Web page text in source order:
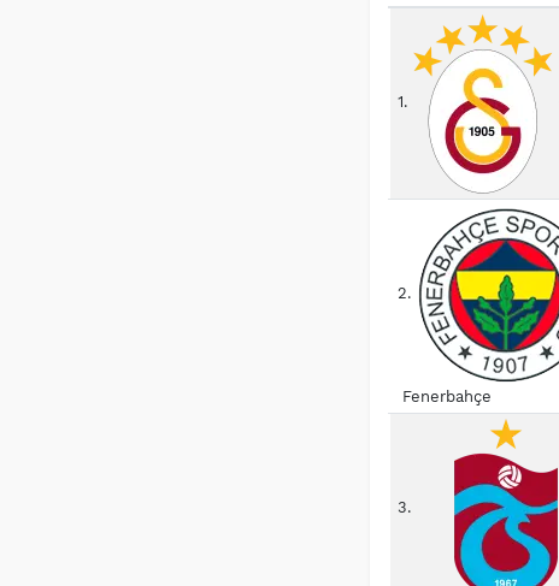
1.
2.
Fenerbahçe
3.